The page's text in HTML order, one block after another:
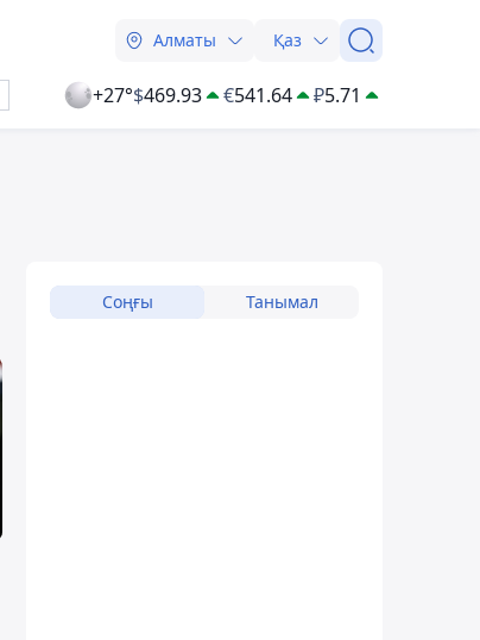
Алматы Қаз
+27°$469.93 €541.64 ₽5.71
Соңғы Танымал